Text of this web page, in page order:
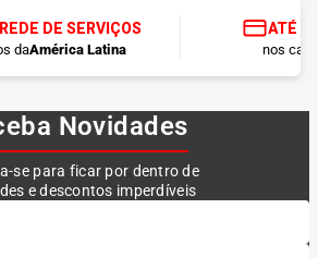
DE SERVIÇOS
daAmérica Latina
ATÉ
nos
Novidades
se para ficar por dentro de
e descontos imperdíveis